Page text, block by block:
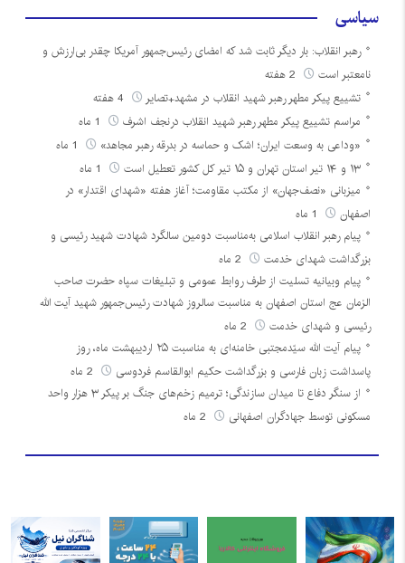
سیاسی
رهبر انقلاب: بار دیگر ثابت شد که امضای رئیس‌جمهور آمریکا چقدر بی‌ارزش و
نامعتبر است
تشییع پیکر مطهر رهبر شهید انقلاب در مشهد+تصایر
مراسم تشییع پیکر مطهر رهبر شهید انقلاب درنجف اشرف
«وداعی به وسعت ایران؛ اشک و حماسه در بدرقه رهبر مجاهد»
۱۳ و ۱۴ تیر استان تهران و ۱۵ تیر کل کشور تعطیل است
میزبانی «نصف‌جهان» از مکتب مقاومت؛ آغاز هفته «شهدای اقتدار» در
اصفهان
پیام رهبر انقلاب اسلامی به‌مناسبت دومین سالگرد شهادت شهید رئیسی و
بزرگداشت شهدای خدمت
پیام وبیانیه تسلیت از طرف روابط عمومی و تبلیغات سپاه حضرت صاحب
الزمان عج استان اصفهان به مناسبت سالروز شهادت رئیس‌جمهور شهید آیت الله
رئیسی و شهدای خدمت
پیام آیت الله سیّدمجتبی خامنه‌ای به مناسبت ۲۵ اردیبهشت ماه، روز
پاسداشت زبان فارسی و بزرگداشت حکیم ابوالقاسم فردوسی
از سنگر دفاع تا میدان سازندگی؛ ترمیم زخم‌های جنگ بر پیکر ۳ هزار واحد
مسکونی توسط جهادگران اصفهانی